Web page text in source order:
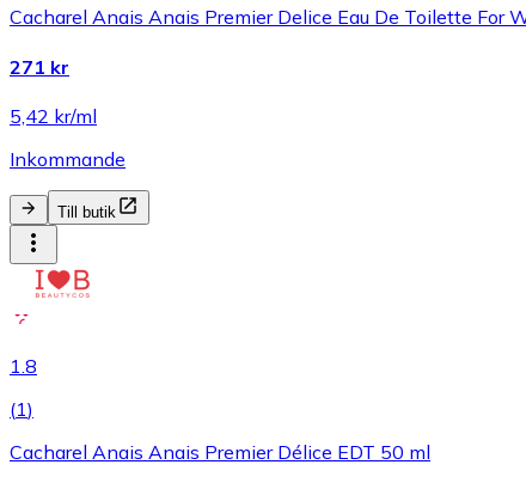
Cacharel Anais Anais Premier Delice Eau De Toilette For
271 kr
5,42 kr/ml
Inkommande
Till butik
1.8
(1)
Cacharel Anais Anais Premier Délice EDT 50 ml